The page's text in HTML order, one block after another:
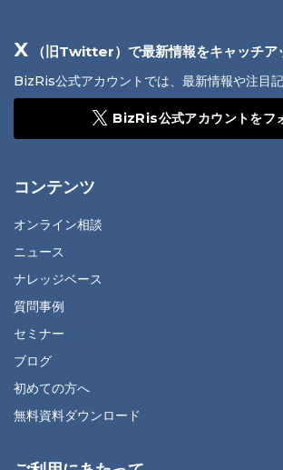
X （旧Twitter）で最新情報をキャッチア
BizRis公式アカウントでは、最新情報や注目記
BizRis公式アカウントをフ
コンテンツ
オンライン相談
ニュース
ナレッジベース
質問事例
セミナー
ブログ
初めての方へ
無料資料ダウンロード